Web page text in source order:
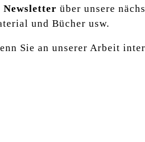
Newsletter über unsere
und Bücher usw.
Sie an unserer Arbeit